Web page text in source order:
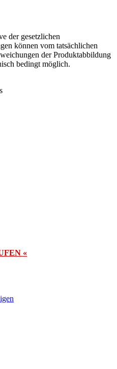
der gesetzlichen
können vom tatsächlichen
der Produktabbildung
bedingt möglich.
«